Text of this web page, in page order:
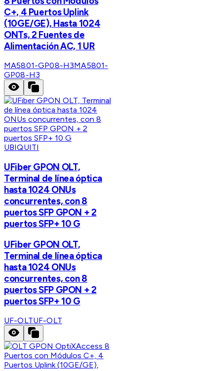
C+, 4 Puertos Uplink
(10GE/GE), Hasta 1024
ONTs, 2 Fuentes de
Alimentación AC, 1 UR
MA5801-GP08-H3MA5801-
GP08-H3
UBIQUITI
UFiber GPON OLT,
Terminal de línea óptica
hasta 1024 ONUs
concurrentes, con 8
puertos SFP GPON + 2
puertos SFP+ 10 G
UFiber GPON OLT,
Terminal de línea óptica
hasta 1024 ONUs
concurrentes, con 8
puertos SFP GPON + 2
puertos SFP+ 10 G
UF-OLTUF-OLT